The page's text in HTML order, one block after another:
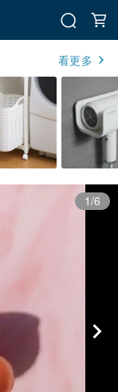
看更多
1/6